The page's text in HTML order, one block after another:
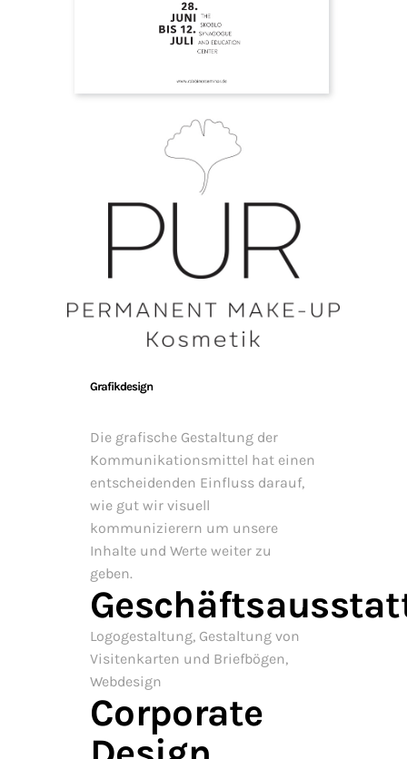
Grafikdesign
Die grafische Gestaltung der
Kommunikationsmittel hat einen
entscheidenden Einfluss darauf,
wie gut wir visuell
kommunizierern um unsere
Inhalte und Werte weiter zu
geben.
Logogestaltung, Gestaltung von
Visitenkarten und Briefbögen,
Webdesign
Corporate